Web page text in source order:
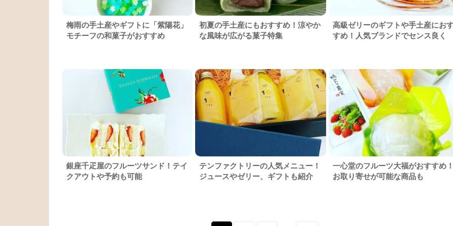
梅雨の手土産やギフトに「紫陽花」
モチーフの和菓子がおすすめ
初夏の手土産にもおすすめ！涼やか
な風味が広がる菓子特集
高級ゼリーのギフトや手土産にお
すめ！人気ブランドでセンス良く
銀座千疋屋のフルーツサンド！テイ
クアウトや予約も可能
テンファクトリーの人気メニュー！
ジュースやゼリー、ギフトも紹介
一心堂のフルーツ大福がおすすめ
お取り寄せが可能な商品も